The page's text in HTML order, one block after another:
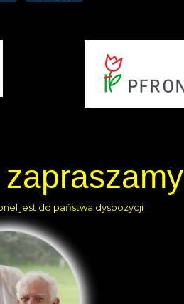
jest do państwa dyspozycji